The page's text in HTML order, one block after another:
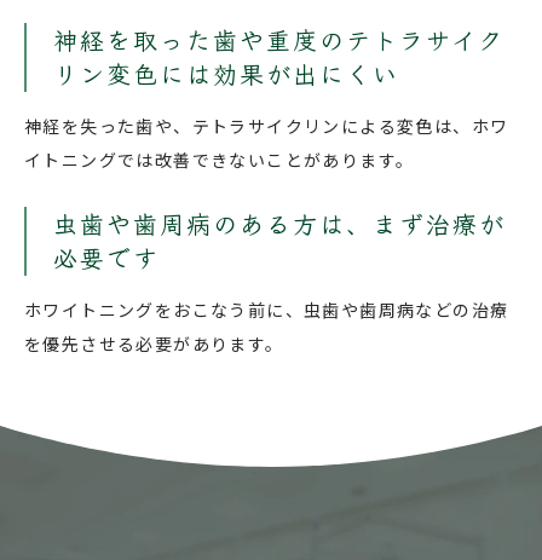
神経を取った歯や重度のテトラサイク
リン変色には効果が出にくい
神経を失った歯や、テトラサイクリンによる変色は、ホワ
イトニングでは改善できないことがあります。
虫歯や歯周病のある方は、まず治療が
必要です
ホワイトニングをおこなう前に、虫歯や歯周病などの治療
を優先させる必要があります。